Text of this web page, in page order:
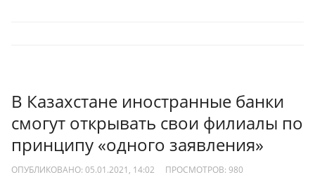
В Казахстане иностранные банки
смогут открывать свои филиалы по
принципу «одного заявления»
ОПУБЛИКОВАНО: 05.01.2021, 14:02 ПРОСМОТРОВ: 980